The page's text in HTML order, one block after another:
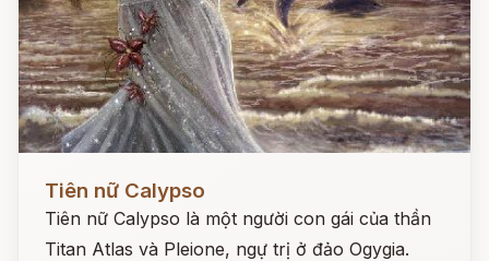
Tiên nữ Calypso
Tiên nữ Calypso là một người con gái của thần
Titan Atlas và Pleione, ngự trị ở đảo Ogygia.